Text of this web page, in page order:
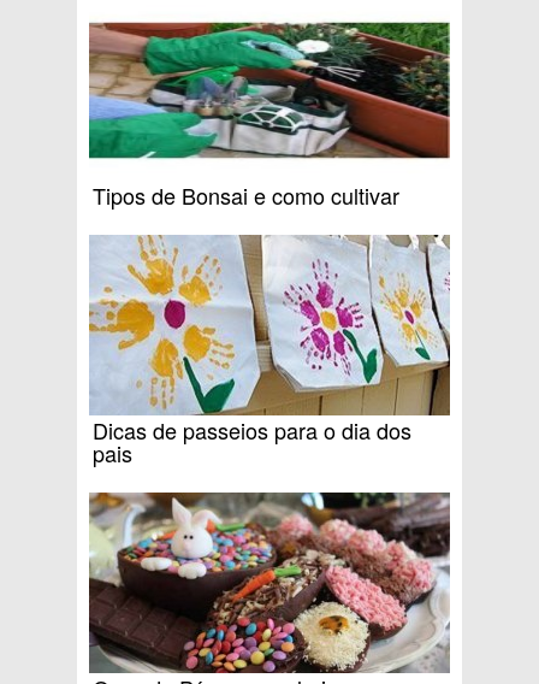
Tipos de Bonsai e como cultivar
Dicas de passeios para o dia dos
pais